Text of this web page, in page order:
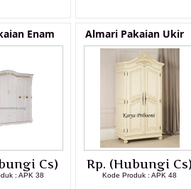
Enam
Cs)
: APK 38
Almari Pakaian Ukir
Rp. (Hubungi Cs)
Kode Produk : APK 48